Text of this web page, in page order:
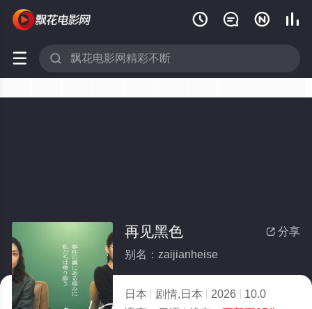
   
 
 分享
再见黑色
别名：zaijianheise
日本 剧情,日本 2026
10.0